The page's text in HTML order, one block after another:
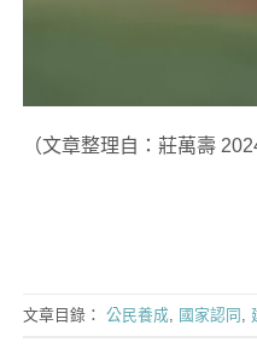
（文章整理自：莊萬壽
文章目錄： 公民養成 國家認同